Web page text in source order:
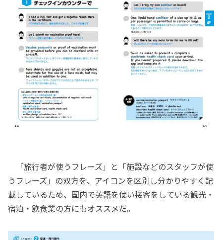
「旅行者が使うフレーズ」と「施設などのスタッフが使
うフレーズ」の双方を、アイコンを区別し分かりやすく記
載しているため、国内で英語を使い接客をしている観光・
宿泊・飲食業の方にもオススメだ。